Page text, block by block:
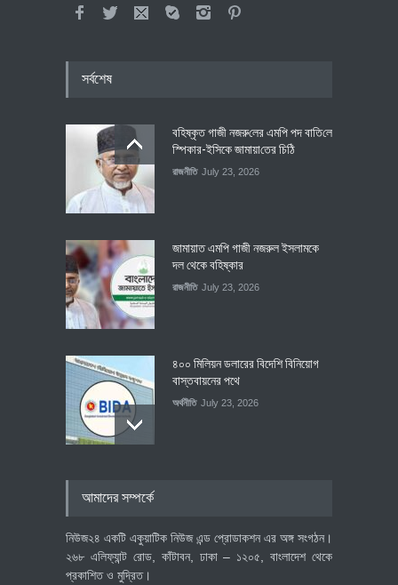
সর্বশেষ
বহিষ্কৃত গাজী নজরু‌লের এম‌পি পদ বা‌তি‌লে
স্পিকার-ইসিকে জামায়া‌তের চি‌ঠি
রাজনীতি July 23, 2026
জামায়াত এমপি গাজী নজরুল ইসলামকে
দল থেকে বহিষ্কার
রাজনীতি July 23, 2026
৪০০ মিলিয়ন ডলারের বিদেশি বিনিয়োগ
বাস্তবায়নের পথে
অর্থনীতি July 23, 2026
আমাদের সম্পর্কে
নিউজ২৪ একটি একুয়াটিক নিউজ এন্ড প্রোডাকশন এর অঙ্গ সংগঠন।
২৬৮ এলিফ্যান্ট রোড, কাঁটাবন, ঢাকা – ১২০৫, বাংলাদেশ থেকে
প্রকাশিত ও মুদ্রিত।